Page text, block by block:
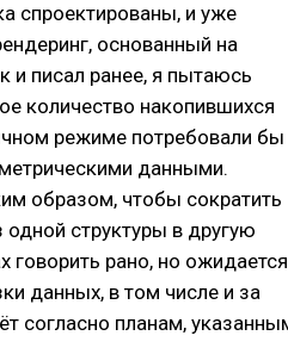
спроектированы, и уже
основанный на
и писал ранее, я пытаюсь
количество накопившихся
режиме потребовали бы
данными.
образом, чтобы сократить
структуры в другую
говорить рано, но ожидается
данных, в том числе и за
согласно планам,